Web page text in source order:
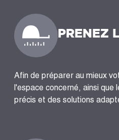
PRENEZ
Afin de préparer au mieux
l'espace concerné, ainsi
précis et des solutions